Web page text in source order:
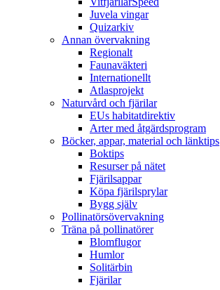
Juvela vingar
Quizarkiv
Annan övervakning
Regionalt
Faunaväkteri
Internationellt
Atlasprojekt
Naturvård och fjärilar
EUs habitatdirektiv
Arter med åtgärdsprogram
Böcker, appar, material och länktips
Boktips
Resurser på nätet
Fjärilsappar
Köpa fjärilsprylar
Bygg själv
Pollinatörsövervakning
Träna på pollinatörer
Blomflugor
Humlor
Solitärbin
Fjärilar